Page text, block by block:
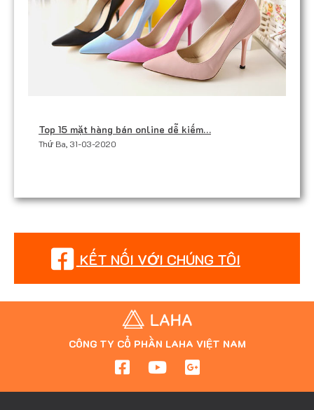
Top 15 mặt hàng bán online dễ kiếm…
Thứ Ba, 31-03-2020
KẾT NỐI VỚI CHÚNG TÔI
CÔNG TY CỔ PHẦN LAHA VIỆT NAM